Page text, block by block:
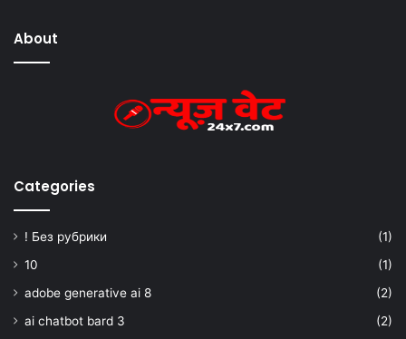
About
Categories
! Без рубрики
(1)
10
(1)
adobe generative ai 8
(2)
ai chatbot bard 3
(2)